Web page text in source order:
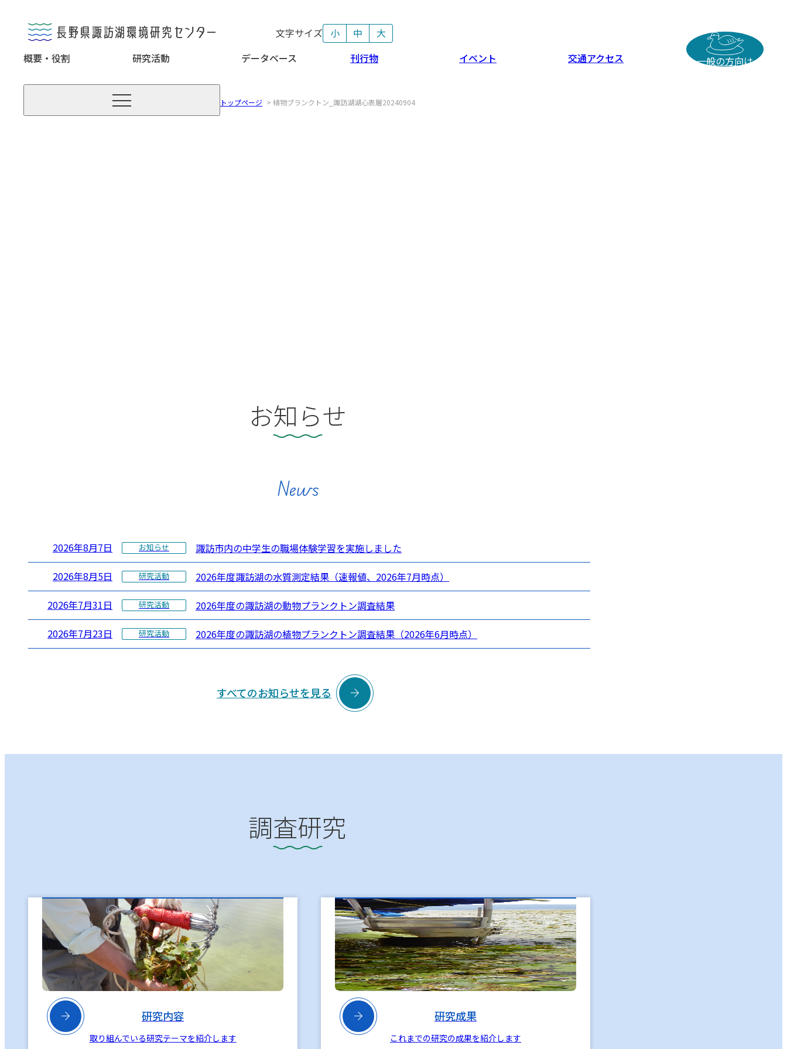
文字サイズ 小 中
大
概要・役割
研究活動 データベース 刊行物 イベント 交通アクセス 一般の方向け
 トップページ > 植物プランクトン_諏訪湖湖心表層20240904
お知らせ
News
2026年8月7日 お知らせ 諏訪市内の中学生の職場体験学習を実施しました
2026年8月5日 研究活動 2026年度諏訪湖の水質測定結果（速報値、2026年7月時点）
2026年7月31日 研究活動 2026年度の諏訪湖の動物プランクトン調査結果
2026年7月23日 研究活動 2026年度の諏訪湖の植物プランクトン調査結果（2026年6月時点）
すべてのお知らせを見る 
調査研究
 研究内容
取り組んでいる研究テーマを紹介します
 研究成果
これまでの研究の成果を紹介します